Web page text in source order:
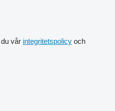
vår integritetspolicy och